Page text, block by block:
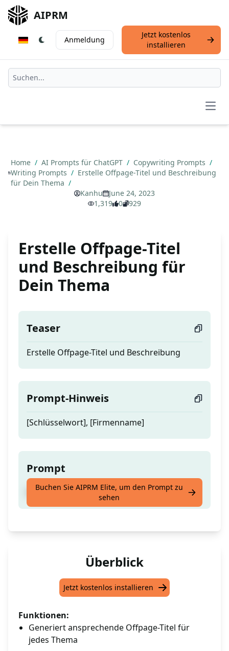
AIPRM
Anmeldung
Jetzt kostenlos
installieren
Home / AI Prompts für ChatGPT / Copywriting Prompts /
Writing Prompts / Erstelle Offpage-Titel und Beschreibung
für Dein Thema /
Kanhu
June 24, 2023
1,319
0 929
Erstelle Offpage-Titel
und Beschreibung für
Dein Thema
Teaser
Erstelle Offpage-Titel und Beschreibung
Prompt-Hinweis
[Schlüsselwort], [Firmenname]
Prompt
Erstelle Offpage-Titel und Beschreibung
Buchen Sie AIPRM Elite, um den Prompt zu
sehen
Überblick
Jetzt kostenlos installieren
Funktionen:
Generiert ansprechende Offpage-Titel für
jedes Thema